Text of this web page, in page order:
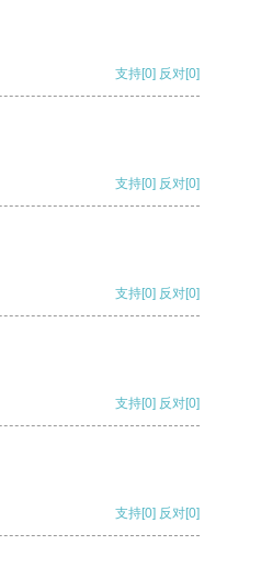
支持[0] 反对[0]
支持[0] 反对[0]
支持[0] 反对[0]
支持[0] 反对[0]
支持[0] 反对[0]